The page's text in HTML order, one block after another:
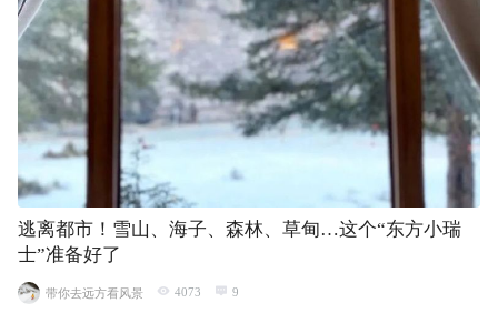
逃离都市！雪山、海子、森林、草甸…这个“东方小瑞
士”准备好了
带你去远方看风景 4073 9